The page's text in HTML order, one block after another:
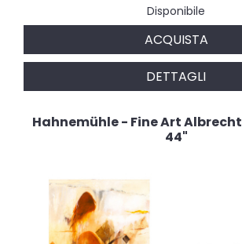
Disponibile
ACQUISTA
DETTAGLI
Hahnemühle - Fine Art Albrecht
44"